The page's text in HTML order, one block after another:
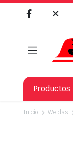
Productos
Inicio Weldas